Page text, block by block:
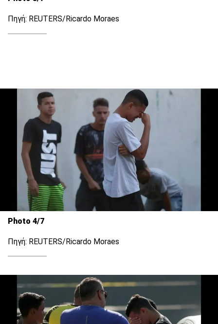
Πηγή: REUTERS/Ricardo Moraes
Photo 4/7
Πηγή: REUTERS/Ricardo Moraes